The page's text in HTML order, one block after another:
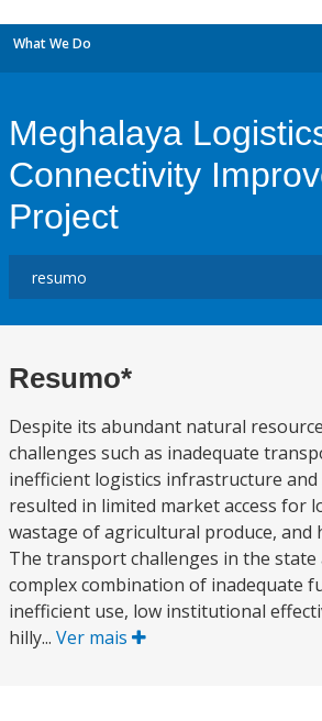
What We Do
Meghalaya
Connectivity
Project
Resumo*
Despite its abundant natural
challenges such as inadequate
inefficient logistics infrastructure and
resulted in limited market access for
wastage of agricultural produce, and
The transport challenges in the state
complex combination of inadequate
inefficient use, low institutional
hilly... Ver mais